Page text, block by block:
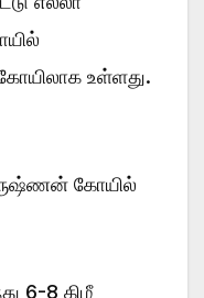
உள்ளது.
கோயில்
6-8 கிமீ